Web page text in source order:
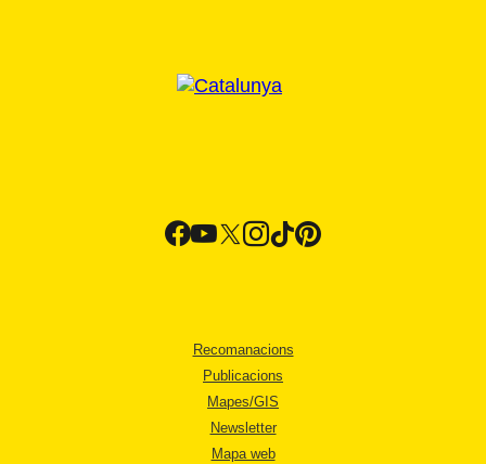
Recomanacions
Publicacions
Mapes/GIS
Newsletter
Mapa web